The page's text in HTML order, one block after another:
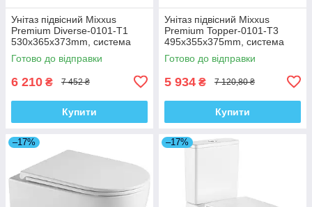
Унітаз підвісний Mixxus
Premium Diverse-0101-T1
530x365x373mm, система
змиву Tornado 1.0 (MP6477)
Готово до відправки
6 210 ₴ 7 452 ₴
Купити
Унітаз підвісний Mixxus
Premium Topper-0101-T3
495x355x375mm, система
змиву Tornado 1.0 (MP6476)
Готово до відправки
5 934 ₴ 7 120,80 ₴
Купити
–17% –17%